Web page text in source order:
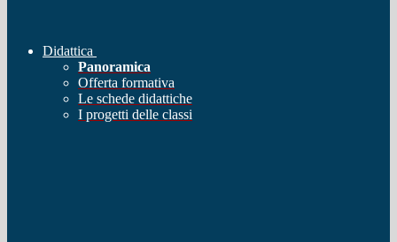
Didattica
Panoramica
Offerta formativa
Le schede didattiche
I progetti delle classi